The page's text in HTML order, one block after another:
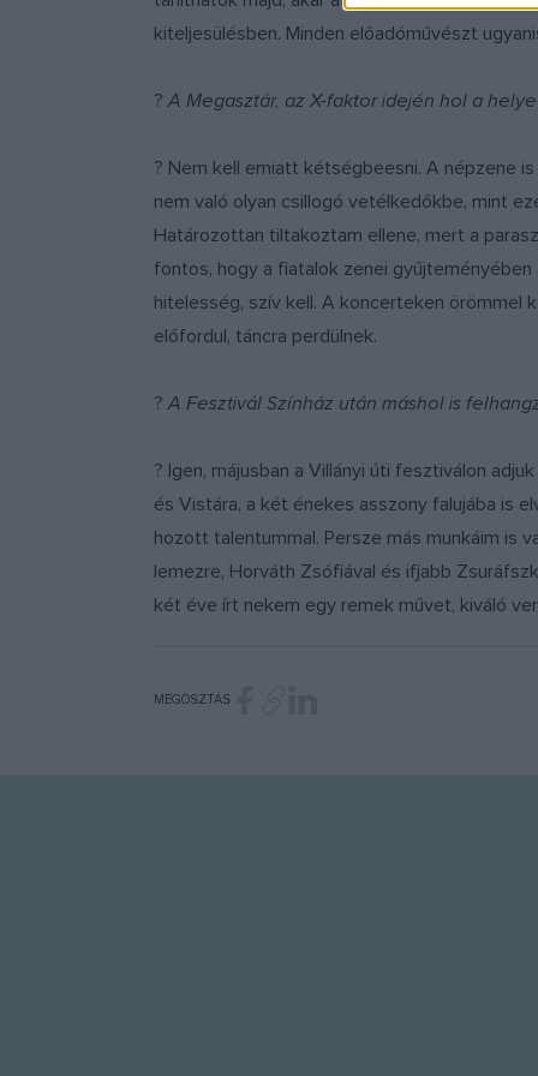
kiteljesülésben. Minden előadóművészt
?A Megasztár, az X-faktor idején hol a
? Nem kell emiatt kétségbeesni. A népzene
nem való olyan csillogó vetélkedőkbe, mint
Határozottan tiltakoztam ellene, mert a
fontos, hogy a fiatalok zenei
hitelesség, szív kell. A koncerteken örömmel
előfordul, táncra perdülnek.
?A Fesztivál Színház után máshol is
? Igen, májusban a Villányi úti fesztiválon
és Vistára, a két énekes asszony falujába is
hozott talentummal. Persze más munkáim is
lemezre, Horváth Zsófiával és ifjabb
két éve írt nekem egy remek művet, kiváló
MEGOSZTÁS